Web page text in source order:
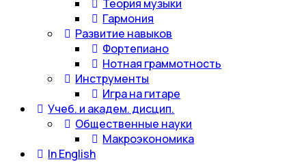
Теория музыки
Гармония
Развитие навыков
Фортепиано
Нотная граммотность
Инструменты
Игра на гитаре
Учеб. и академ. дисцип.
Общественные науки
Макроэкономика
In English